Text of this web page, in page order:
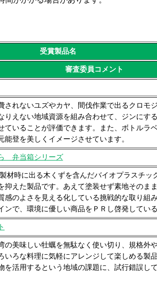
受賞製品名
審査委員コメント
れないユズやカヤ、間伐作業で出るクロモ
りえない地域資源を組み合わせて、ジンにす
ていることが評価できます。また、ボトルラ
能登を美しくイメージさせています。
弁当箱シリーズ
時に出る木くずを含んだバイオプラスチッ
抑えた製品です。あえて塗装せず素地そのま
感のよさを見える化している挑戦的な取り組
ンで、環境に優しい商品をＰＲし啓発してい
美味しい牡蠣を無駄なく使い切り、規格外
いろな料理に気軽にアレンジして楽しめる製
を活用するという地域の課題に、試行錯誤し